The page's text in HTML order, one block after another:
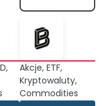
Akcje, ETF,
Kryptowaluty,
Commodities